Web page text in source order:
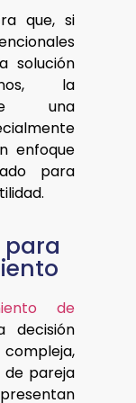
que, si
solución
la
una
enfoque
para
para
de
decisión
pareja